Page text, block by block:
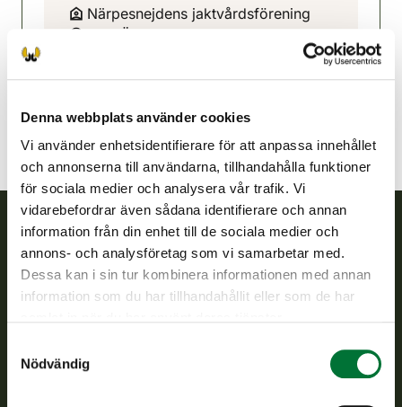
Denna webbplats använder cookies
Vi använder enhetsidentifierare för att anpassa innehållet
och annonserna till användarna, tillhandahålla funktioner
för sociala medier och analysera vår trafik. Vi
vidarebefordrar även sådana identifierare och annan
information från din enhet till de sociala medier och
annons- och analysföretag som vi samarbetar med.
Dessa kan i sin tur kombinera informationen med annan
information som du har tillhandahållit eller som de har
Nödvändig
Närpesnejdens jaktvårdsförening
Kust Österbotten
narpes@rhy.riista.fi
Finlands viltcentral
Finlands viltcentral främjar en hållbar vilthushållning, stöder